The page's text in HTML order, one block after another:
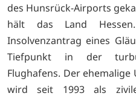
des Hunsrück-Airports
hält das Land
Insolvenzantrag eines
Tiefpunkt in der
Flughafens. Der
wird seit 1993 als